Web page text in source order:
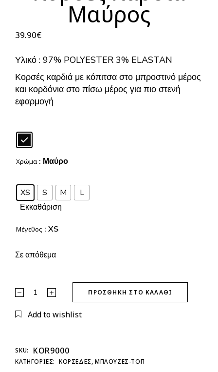
Μαύρος
39.90€
Υλικό : 97% POLYESTER 3% ELASTAN
Κορσές καρδιά με κόπιτσα στο μπροστινό μέρος
και κορδόνια στο πίσω μέρος για πιο στενή
εφαρμογή
Χρώμα : Μαύρο
Μέγεθος : XS
XS S M
L
Εκκαθάριση
Σε απόθεμα
Κορσές Καρδιά Μαύρος quantityΠΡΟΣΘΉΚΗ ΣΤΟ ΚΑΛΆΘΙ
Add to wishlist
SKU: KOR9000
ΚΑΤΗΓΟΡΊΕΣ: ΚΟΡΣΕΔΕΣ, ΜΠΛΟΥΖΕΣ-ΤΟΠ